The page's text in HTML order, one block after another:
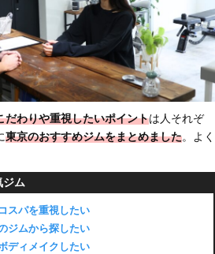
だわりや重視したいポイントは人それぞ
東京のおすすめジムをまとめました。よく
ジム
スパを重視したい
ジムから探したい
ディメイクしたい